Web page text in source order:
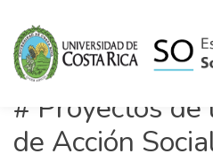
# Proyectos de
de Acción